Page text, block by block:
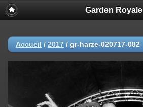
Garden Royale
Accueil / 2017 / gr-harze-020717-082